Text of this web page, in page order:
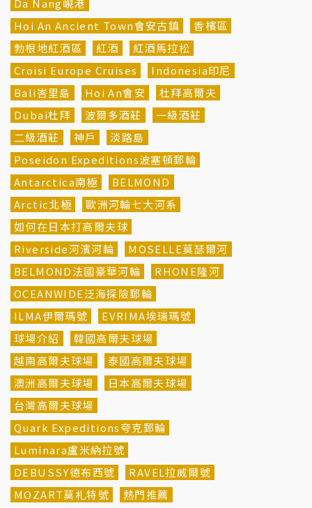
Da Nang峴港
Hoi An Ancient Town會安古鎮
香檳區
勃根地紅酒區
紅酒
紅酒馬拉松
Croisi Europe Cruises
Indonesia印尼
Bali峇里島
Hoi An會安
杜拜高爾夫
Dubai杜拜
波爾多酒莊
一級酒莊
二級酒莊
神戶
淡路島
Poseidon Expeditions波塞頓郵輪
Antarctica南極
BELMOND
Arctic北極
歐洲河輪七大河系
如何在日本打高爾夫球
Riverside河濱河輪
MOSELLE莫瑟爾河
BELMOND法國豪華河輪
RHONE隆河
OCEANWIDE泛海探險郵輪
ILMA伊爾瑪號
EVRIMA埃瑞瑪號
球場介紹
韓國高爾夫球場
越南高爾夫球場
泰國高爾夫球場
澳洲高爾夫球場
日本高爾夫球場
台灣高爾夫球場
Quark Expeditions夸克郵輪
Luminara盧米納拉號
DEBUSSY德布西號
RAVEL拉威爾號
MOZART莫札特號
熱門推薦